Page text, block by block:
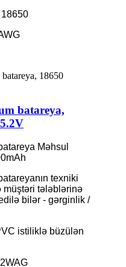
batareya,
Məhsul
texniki
müştəri tələblərinə
bilər - gərginlik /
istiliklə büzülən